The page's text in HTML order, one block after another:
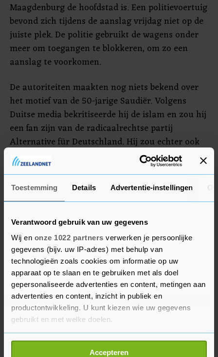
Toestemming Details Advertentie-instellingen
Verantwoord gebruik van uw gegevens
Wij en onze 1022 partners verwerken je persoonlijke
gegevens (bijv. uw IP-adres) met behulp van
technologieën zoals cookies om informatie op uw
apparaat op te slaan en te gebruiken met als doel
gepersonaliseerde advertenties en content, metingen aan
advertenties en content, inzicht in publiek en
productontwikkeling. U kunt kiezen wie uw gegevens
gebruikt en met welke doelen.
Als u het toestaat, willen we ook graag:
Accepteren
Maagdenburg de hoofdstad is. Een politievoertuig
bevond zich tijdens de aanslag vrijdag niet op de
juiste plek. De politie gebruikt de wagens onder
meer om toegangen te blokkeren, om zo een
aanslag te voorkomen.
De autoriteiten maakten nog niets bekend over
het motief van de 50-jarige Saudiër. Volgens
Duitse media bekritiseerde hij de islam en zou hij
een fan zijn van de radicaalrechtse partij
Alternative für Deutschland. Hij zou echter ook
vaak een verwarde indruk maken. Volgens de
krant Bild gold hij bij de autoriteiten al sinds
2015 als potentieel gevaarlijk.